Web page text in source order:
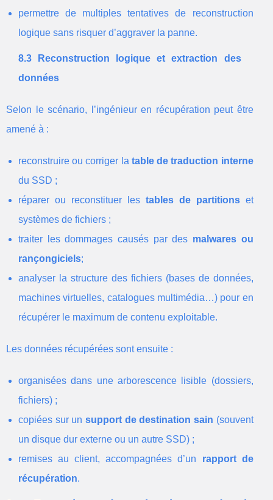
permettre de multiples tentatives de reconstruction
logique sans risquer d’aggraver la panne.
8.3 Reconstruction logique et extraction des
données
Selon le scénario, l’ingénieur en récupération peut être
amené à :
reconstruire ou corriger la table de traduction interne
du SSD ;
réparer ou reconstituer les tables de partitionset
systèmes de fichiers ;
traiter les dommages causés par des malwares ou
rançongiciels;
analyser la structure des fichiers (bases de données,
machines virtuelles, catalogues multimédia…) pour en
récupérer le maximum de contenu exploitable.
Les données récupérées sont ensuite :
organisées dans une arborescence lisible (dossiers,
fichiers) ;
copiées sur un support de destination sain (souvent
un disque dur externe ou un autre SSD) ;
remises au client, accompagnées d’un rapport de
récupération.